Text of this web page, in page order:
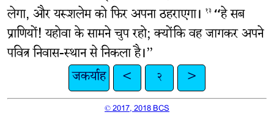
लेगा, और यरूशलेम को फिर अपना ठहराएगा। १३“हे सब
प्राणियों! यहोवा के सामने चुप रहो; क्योंकि वह जागकर अपने
पवित्र निवास-स्थान से निकला है।”
जकर्याह
< २ >
© 2017, 2018 BCS